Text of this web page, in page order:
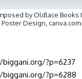
by Oldlace Books
?p=6237